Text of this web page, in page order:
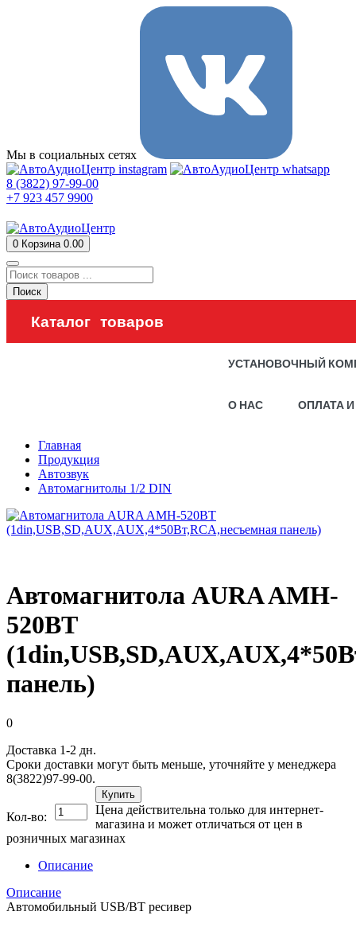
Мы в социальных сетях
8 (3822) 97-99-00
+7 923 457 9900
0 Корзина 0.00
Поиск
Каталог товаров
УСТАНОВОЧНЫЙ
О НАС ОПЛАТА
Главная
Продукция
Автозвук
Автомагнитолы 1/2 DIN
Автомагнитола AURA AMH-
520BT
панель)
0
Доставка 1-2 дн.
Сроки доставки могут быть меньше, уточняйте у менеджера
8(3822)97-99-00.
Кол-во:
Купить
Цена действительна только для интернет-
магазина и может отличаться от цен в
розничных магазинах
Описание
Описание
Автомобильный USB/BT ресивер